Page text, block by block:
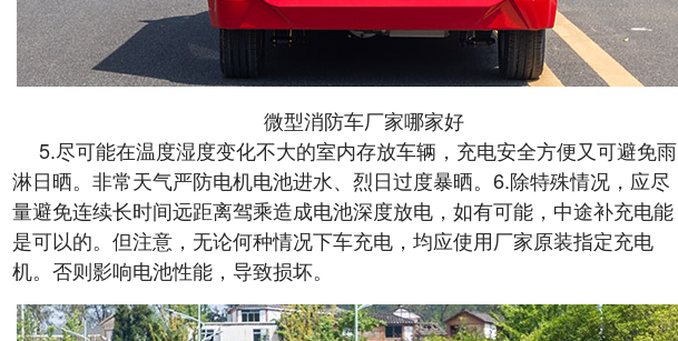
微型消防车厂家哪家好
5.尽可能在温度湿度变化不大的室内存放车辆，充电安全方便又可避免雨
淋日晒。非常天气严防电机电池进水、烈日过度暴晒。6.除特殊情况，应尽
量避免连续长时间远距离驾乘造成电池深度放电，如有可能，中途补充电能
是可以的。但注意，无论何种情况下车充电，均应使用厂家原装指定充电
机。否则影响电池性能，导致损坏。